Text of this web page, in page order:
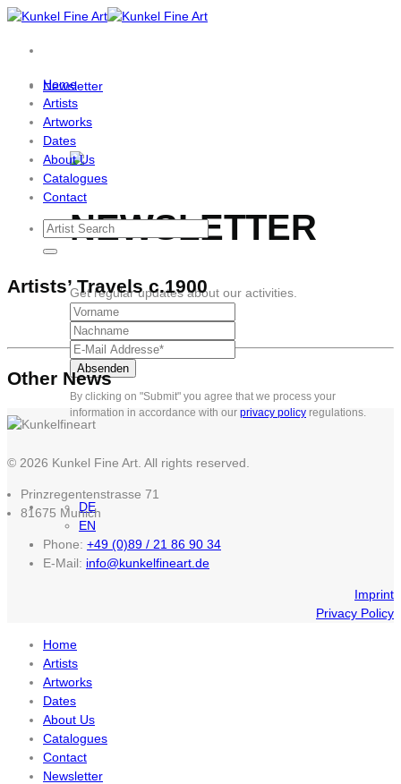
Skip
content
Newsletter
NEWSLETTER
Get regular updates about our activities.
By clicking on "Submit" you agree that we process your
information in accordance with our privacy policy regulations.
DE
EN
Home
Artists
Artworks
Dates
About Us
Catalogues
Contact
Artists’ Travels c.1900
Other News
© 2026 Kunkel Fine Art. All rights reserved.
Prinzregentenstrasse 71
81675 Munich
Phone: +49 (0)89 / 21 86 90 34
E-Mail: info@kunkelfineart.de
Imprint
Privacy Policy
Home
Artists
Artworks
Dates
About Us
Catalogues
Contact
Newsletter